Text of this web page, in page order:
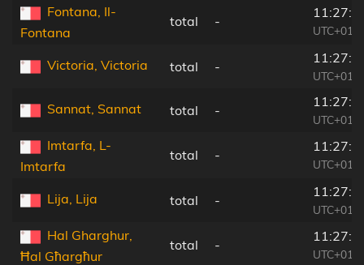
Fontana, Il-
Fontana
total -
Victoria, Victoria total -
Sannat, Sannat total -
Imtarfa, L-
Imtarfa
total -
Lija, Lija total -
Hal Gharghur,
Ħal Għargħur
total -